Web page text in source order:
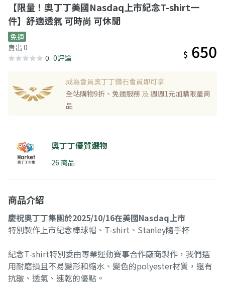
【限量！奧丁丁美國Nasdaq上市紀念T-shirt一
件】舒適透氣 可時尚 可休閒
免運
賣出 0
0 0評論 $ 650
成為會員奧丁丁鑽石會員即可享
全站購物9折、免運服務 及 週週1元加購限量商
品
奧丁丁優質選物
26 商品
商品介紹
慶祝奧丁丁集團於2025/10/16在美國Nasdaq上市
特別製作上市紀念棒球帽、T-shirt、Stanley隨手杯
紀念T-shirt特別委由專業運動賽事合作廠商製作，我們選
用耐磨損且不易變形和縮水、變色的polyester材質，還有
抗皺、透氣、速乾的優點。